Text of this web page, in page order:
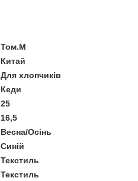
Том.М
Китай
Для хлопчиків
Кеди
25
16,5
Весна/Осінь
Синій
Текстиль
Текстиль